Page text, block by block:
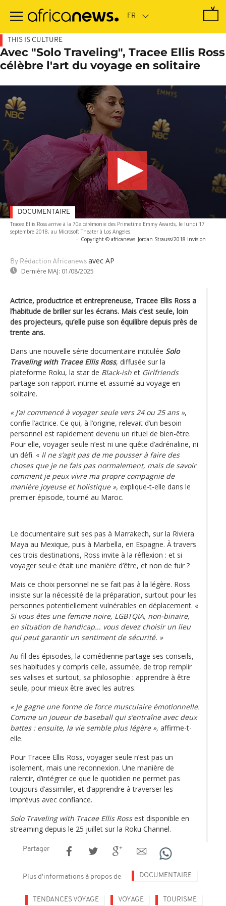
contenu
THIS IS CULTURE
Avec "Solo Traveling", Tracee Ellis Ross
célèbre l'art du voyage en solitaire
Tracee Ellis Ross arrive à la 70e cérémonie des Primetime Emmy Awards, le lundi 17
septembre 2018, au Microsoft Theater à Los Angeles.
- Copyright © africanews Jordan Strauss/2018 Invision
By Rédaction Africanews avec AP
Dernière MAJ: 01/08/2025
DOCUMENTAIRE
Actrice, productrice et entrepreneuse, Tracee Ellis Ross a
l’habitude de briller sur les écrans. Mais c’est seule, loin
des projecteurs, qu’elle puise son équilibre depuis près de
trente ans.
Dans une nouvelle série documentaire intitulée Solo
Traveling with Tracee Ellis Ross, diffusée sur la
plateforme Roku, la star de Black-ish et Girlfriends
partage son rapport intime et assumé au voyage en
solitaire.
« J’ai commencé à voyager seule vers 24 ou 25 ans »,
confie l’actrice. Ce qui, à l’origine, relevait d’un besoin
personnel est rapidement devenu un rituel de bien-être.
Pour elle, voyager seule n’est ni une quête d’adrénaline, ni
un défi. « Il ne s’agit pas de me pousser à faire des
choses que je ne fais pas normalement, mais de savoir
comment je peux vivre ma propre compagnie de
manière joyeuse et holistique », explique-t-elle dans le
premier épisode, tourné au Maroc.
Le documentaire suit ses pas à Marrakech, sur la Riviera
Maya au Mexique, puis à Marbella, en Espagne. À travers
ces trois destinations, Ross invite à la réflexion : et si
voyager seul·e était une manière d’être, et non de fuir ?
Mais ce choix personnel ne se fait pas à la légère. Ross
insiste sur la nécessité de la préparation, surtout pour les
personnes potentiellement vulnérables en déplacement. «
Si vous êtes une femme noire, LGBTQIA, non-binaire,
en situation de handicap... vous devez choisir un lieu
qui peut garantir un sentiment de sécurité. »
Au fil des épisodes, la comédienne partage ses conseils,
ses habitudes y compris celle, assumée, de trop remplir
ses valises et surtout, sa philosophie : apprendre à être
seule, pour mieux être avec les autres.
« Je gagne une forme de force musculaire émotionnelle.
Comme un joueur de baseball qui s’entraîne avec deux
battes : ensuite, la vie semble plus légère », affirme-t-
elle.
Pour Tracee Ellis Ross, voyager seule n’est pas un
isolement, mais une reconnexion. Une manière de
ralentir, d’intégrer ce que le quotidien ne permet pas
toujours d’assimiler, et d’apprendre à traverser les
imprévus avec confiance.
Solo Traveling with Tracee Ellis Rossest disponible en
streaming depuis le 25 juillet sur la Roku Channel.
Partager
Plus d'informations à propos de DOCUMENTAIRE
TENDANCES VOYAGE VOYAGE TOURISME